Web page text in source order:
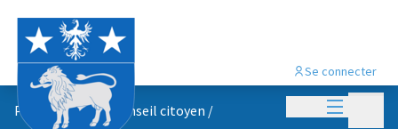
Menu
Se connecter
Propositions du conseil citoyen /